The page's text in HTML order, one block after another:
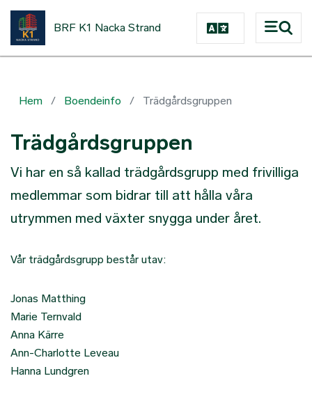
BRF K1 Nacka Strand
Hem Boendeinfo Trädgårdsgruppen
Trädgårdsgruppen
Vi har en så kallad trädgårdsgrupp med frivilliga
medlemmar som bidrar till att hålla våra
utrymmen med växter snygga under året.
Vår trädgårdsgrupp består utav:
Jonas Matthing
Marie Ternvald
Anna Kärre
Ann-Charlotte Leveau
Hanna Lundgren